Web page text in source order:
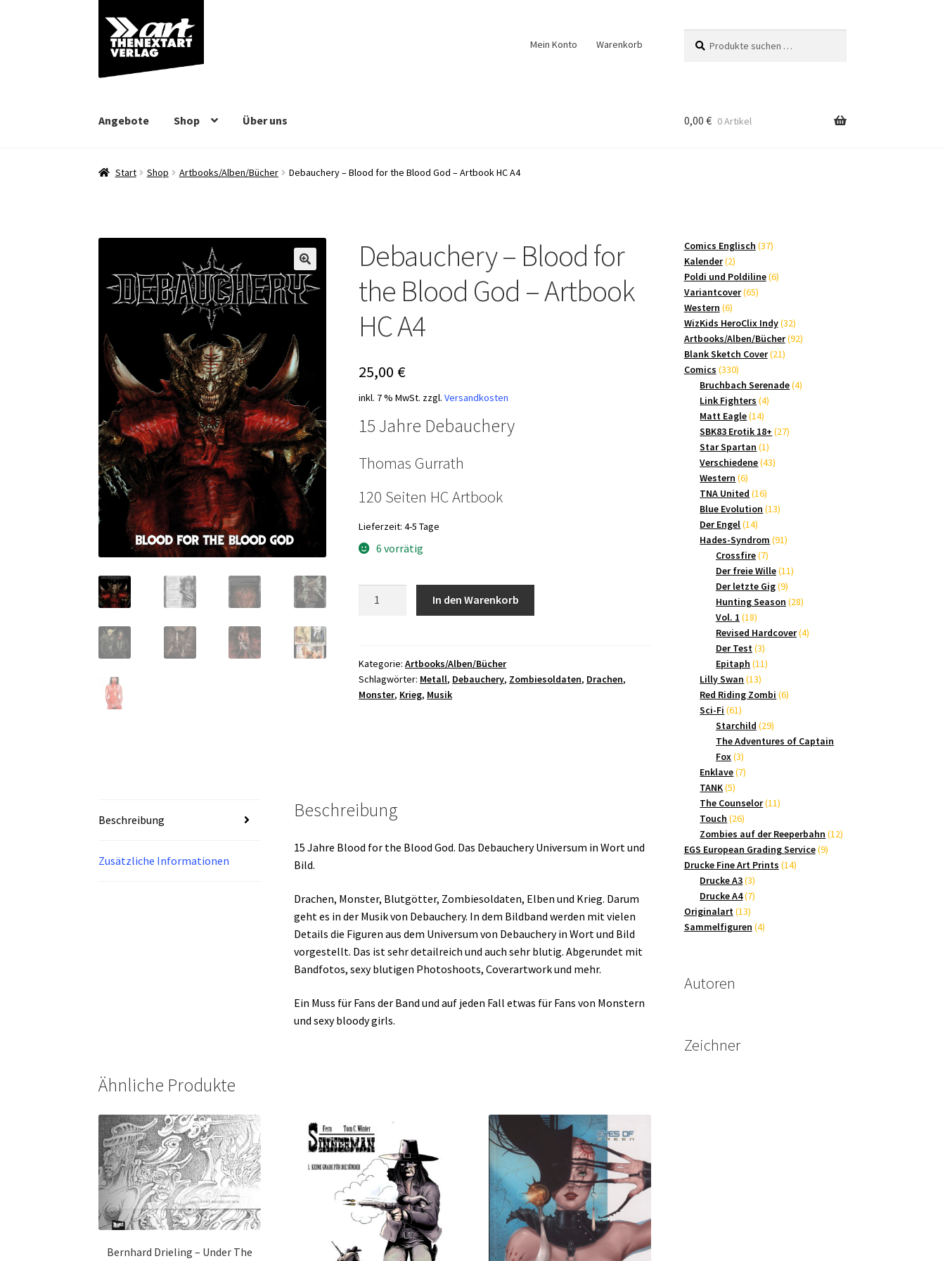
Zur
Navigation
springen
Zum
Inhalt
springen
Mein Konto Warenkorb
nach:
Angebote Shop Über uns 0,00 € 0 Artikel
Start Shop Artbooks/Alben/Bücher Debauchery – Blood for the Blood God – Artbook HC A4
Debauchery – Blood for
the Blood God – Artbook
HC A4
25,00 €
inkl. 7 % MwSt. zzgl.Versandkosten
15 Jahre Debauchery
Thomas Gurrath
120 Seiten HC Artbook
Lieferzeit:4-5 Tage
6 vorrätig
the
Blood
God
In den Warenkorb
Kategorie:Artbooks/Alben/Bücher
Schlagwörter: Metall, Debauchery, Zombiesoldaten, Drachen,
Monster, Krieg, Musik
Beschreibung
Zusätzliche Informationen
Beschreibung
15 Jahre Blood for the Blood God. Das Debauchery Universum in Wort und
Bild.
Drachen, Monster, Blutgötter, Zombiesoldaten, Elben und Krieg. Darum
geht es in der Musik von Debauchery. In dem Bildband werden mit vielen
Details die Figuren aus dem Universum von Debauchery in Wort und Bild
vorgestellt. Das ist sehr detailreich und auch sehr blutig. Abgerundet mit
Bandfotos, sexy blutigen Photoshoots, Coverartwork und mehr.
Ein Muss für Fans der Band und auf jeden Fall etwas für Fans von Monstern
und sexy bloody girls.
Ähnliche Produkte
Bernhard Drieling – Under The
Comics Englisch 3737
Kalender 22
Produkte
Poldi und Poldiline 66
Variantcover 6565
Western 66
Produkte
WizKids HeroClix Indy 3232
Produkte
Artbooks/Alben/Bücher 9292
Blank Sketch Cover 2121
Comics 330330
Produkte
Bruchbach Serenade 44
Link Fighters 44
Matt Eagle 1414
Produkte
SBK83 Erotik 18+ 2727
Star Spartan 11
Produkt
Verschiedene 4343
Western 66
Produkte
TNA United 1616
Produkte
Blue Evolution 1313
Der Engel 1414
Produkte
Hades-Syndrom 9191
Crossfire 77
Produkte
Der freie Wille 1111
Der letzte Gig 99
Produkte
Hunting Season 2828
Vol. 1 1818
Produkte
Revised Hardcover 44
Der Test 33
Produkte
Epitaph 1111
Lilly Swan 1313
Produkte
Red Riding Zombi 66
Sci-Fi 6161
Produkte
Starchild 2929
Produkte
The Adventures of Captain
Fox 33
Produkte
Enklave 77
TANK 55
Produkte
The Counselor 1111
Touch 2626
Produkte
Zombies auf der Reeperbahn 1212
EGS European Grading Service 99
Drucke Fine Art Prints 1414
Drucke A3 33
Produkte
Drucke A4 77
Originalart 1313
Produkte
Sammelfiguren 44
Autoren
Zeichner